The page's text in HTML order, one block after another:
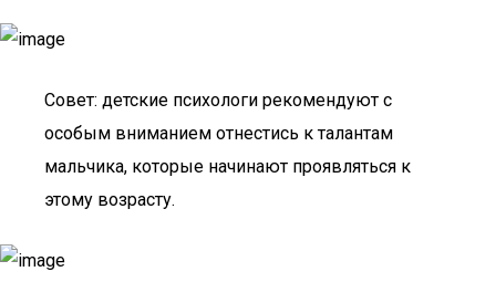
Совет: детские психологи рекомендуют с
особым вниманием отнестись к талантам
мальчика, которые начинают проявляться к
этому возрасту.